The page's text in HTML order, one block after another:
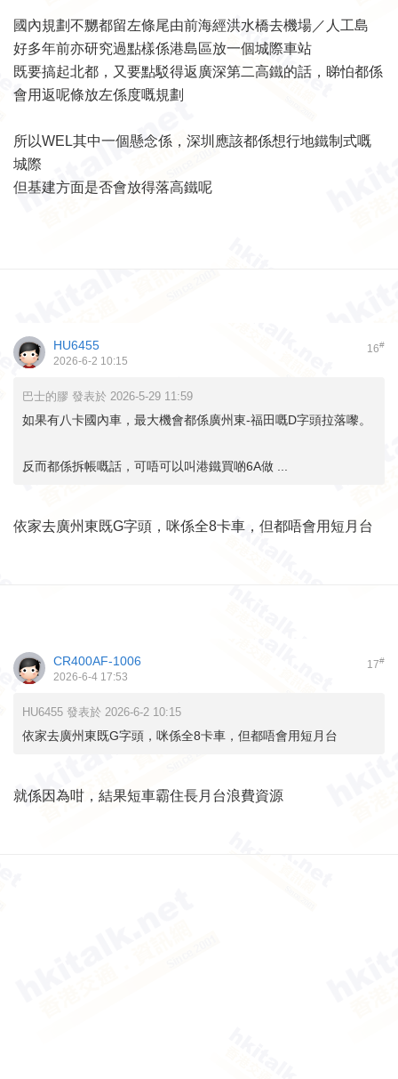
國內規劃不嬲都留左條尾由前海經洪水橋去機場／人工島
好多年前亦研究過點樣係港島區放一個城際車站
既要搞起北都，又要點駁得返廣深第二高鐵的話，睇怕都係
會用返呢條放左係度嘅規劃
所以WEL其中一個懸念係，深圳應該都係想行地鐵制式嘅
城際
但基建方面是否會放得落高鐵呢
16#
HU6455
2026-6-2 10:15
巴士的膠 發表於 2026-5-29 11:59
如果有八卡國內車，最大機會都係廣州東-福田嘅D字頭拉落嚟。
反而都係拆帳嘅話，可唔可以叫港鐵買啲6A做 ...
依家去廣州東既G字頭，咪係全8卡車，但都唔會用短月台
17#
CR400AF-1006
2026-6-4 17:53
HU6455 發表於 2026-6-2 10:15
依家去廣州東既G字頭，咪係全8卡車，但都唔會用短月台
就係因為咁，結果短車霸住長月台浪費資源